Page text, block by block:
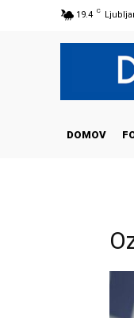
19.4 C
DOMOV